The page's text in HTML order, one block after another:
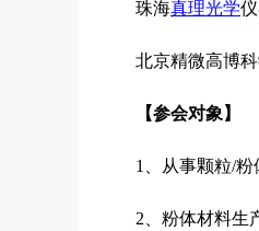
珠海真理光学
北京精微高博
【参会对象】
1、从事颗粒/
2、粉体材料生